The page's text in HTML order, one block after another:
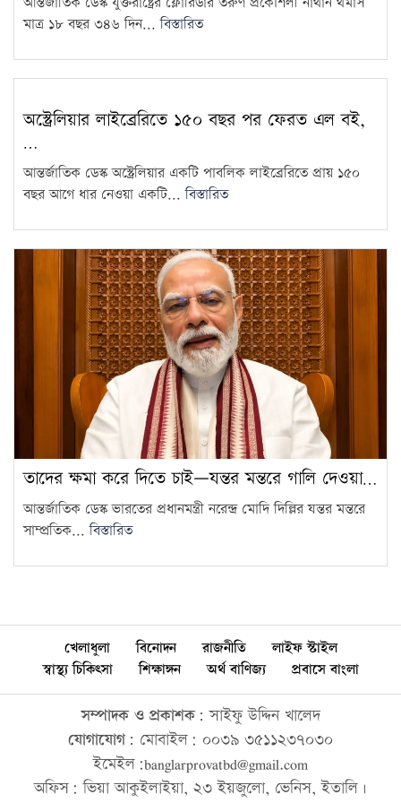
15
নিরাপত্তা ব্যবস্থা
মাত্র ১৮ বছর ৩৪৬ দিন...বিস্তারিত
অস্ট্রেলিয়ার লাইব্রেরিতে ১৫০ বছর পর ফেরত এল বই,
…
আন্তর্জাতিক ডেস্ক অস্ট্রেলিয়ার একটি পাবলিক লাইব্রেরিতে প্রায় ১৫০
বছর আগে ধার নেওয়া একটি...বিস্তারিত
তাদের ক্ষমা করে দিতে চাই—যন্তর মন্তরে গালি দেওয়া…
আন্তর্জাতিক ডেস্ক ভারতের প্রধানমন্ত্রী নরেন্দ্র মোদি দিল্লির যন্তর মন্তরে
সাম্প্রতিক...বিস্তারিত
খেলাধুলা বিনোদন রাজনীতি
লাইফ স্টাইল
স্বাস্থ্য চিকিৎসা
শিক্ষাঙ্গন অর্থ বাণিজ্য প্রবাসে বাংলা
সম্পাদক ও প্রকাশক: সাইফু উদ্দিন খালেদ
যোগাযোগ: মোবাইল: ০০৩৯ ৩৫১১২৩৭০৩০
ইমেইল:banglarprovatbd@gmail.com
অফিস: ভিয়া আকুইলাইয়া, ২৩ ইয়জুলো, ভেনিস, ইতালি।